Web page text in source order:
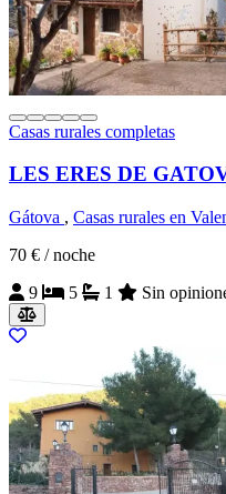
Casas rurales completas
LES ERES DE
Gátova , Casas rurales en
70 € / noche
9
5 1 Sin